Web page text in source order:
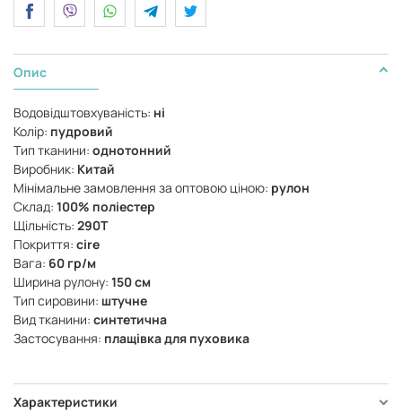
Опис
Водовідштовхуваність: ні
Колір: пудровий
Тип тканини: однотонний
Виробник: Китай
Мінімальне замовлення за оптовою ціною: рулон
Склад: 100% поліестер
Щільність: 290Т
Покриття: cire
Вага: 60 гр/м
Ширина рулону: 150 см
Тип сировини: штучне
Вид тканини: синтетична
Застосування: плащівка для пуховика
Характеристики